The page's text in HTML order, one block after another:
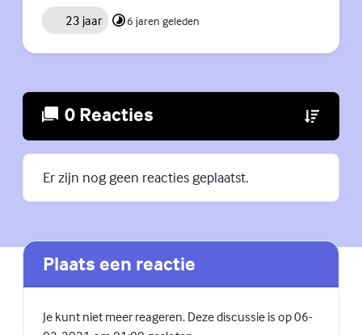
23 jaar 6 jaren geleden
0 Reacties (Externe
Er zijn nog geen reacties geplaatst.
Plaats een reactie
Je kunt niet meer reageren. Deze discussie is op 06-